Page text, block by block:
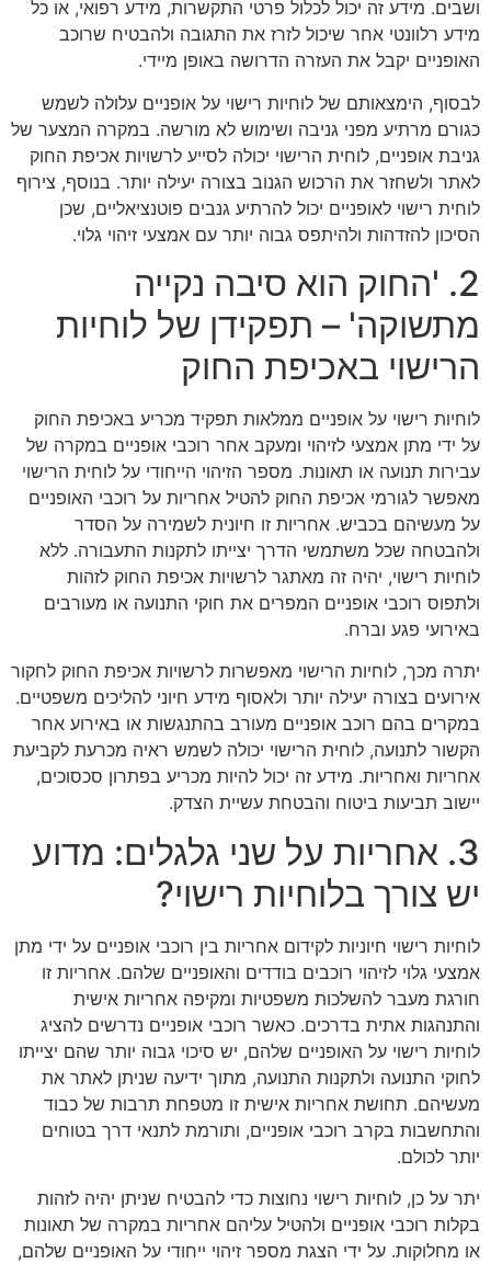
ושבים. מידע זה יכול לכלול פרטי התקשרות, מידע רפואי, או כל
מידע רלוונטי אחר שיכול לזרז את התגובה ולהבטיח שרוכב
האופניים יקבל את העזרה הדרושה באופן מיידי.
לבסוף, הימצאותם של לוחיות רישוי על אופניים עלולה לשמש
כגורם מרתיע מפני גניבה ושימוש לא מורשה. במקרה המצער של
גניבת אופניים, לוחית הרישוי יכולה לסייע לרשויות אכיפת החוק
לאתר ולשחזר את הרכוש הגנוב בצורה יעילה יותר. בנוסף, צירוף
לוחית רישוי לאופניים יכול להרתיע גנבים פוטנציאליים, שכן
הסיכון להזדהות ולהיתפס גבוה יותר עם אמצעי זיהוי גלוי.
2. 'החוק הוא סיבה נקייה
מתשוקה' – תפקידן של לוחיות
הרישוי באכיפת החוק
לוחיות רישוי על אופניים ממלאות תפקיד מכריע באכיפת החוק
על ידי מתן אמצעי לזיהוי ומעקב אחר רוכבי אופניים במקרה של
עבירות תנועה או תאונות. מספר הזיהוי הייחודי על לוחית הרישוי
מאפשר לגורמי אכיפת החוק להטיל אחריות על רוכבי האופניים
על מעשיהם בכביש. אחריות זו חיונית לשמירה על הסדר
ולהבטחה שכל משתמשי הדרך יצייתו לתקנות התעבורה. ללא
לוחיות רישוי, יהיה זה מאתגר לרשויות אכיפת החוק לזהות
ולתפוס רוכבי אופניים המפרים את חוקי התנועה או מעורבים
באירועי פגע וברח.
יתרה מכך, לוחיות הרישוי מאפשרות לרשויות אכיפת החוק לחקור
אירועים בצורה יעילה יותר ולאסוף מידע חיוני להליכים משפטיים.
במקרים בהם רוכב אופניים מעורב בהתנגשות או באירוע אחר
הקשור לתנועה, לוחית הרישוי יכולה לשמש ראיה מכרעת לקביעת
אחריות ואחריות. מידע זה יכול להיות מכריע בפתרון סכסוכים,
יישוב תביעות ביטוח והבטחת עשיית הצדק.
3. אחריות על שני גלגלים: מדוע
יש צורך בלוחיות רישוי?
לוחיות רישוי חיוניות לקידום אחריות בין רוכבי אופניים על ידי מתן
אמצעי גלוי לזיהוי רוכבים בודדים והאופניים שלהם. אחריות זו
חורגת מעבר להשלכות משפטיות ומקיפה אחריות אישית
והתנהגות אתית בדרכים. כאשר רוכבי אופניים נדרשים להציג
לוחיות רישוי על האופניים שלהם, יש סיכוי גבוה יותר שהם יצייתו
לחוקי התנועה ולתקנות התנועה, מתוך ידיעה שניתן לאתר את
מעשיהם. תחושת אחריות אישית זו מטפחת תרבות של כבוד
והתחשבות בקרב רוכבי אופניים, ותורמת לתנאי דרך בטוחים
יותר לכולם.
יתר על כן, לוחיות רישוי נחוצות כדי להבטיח שניתן יהיה לזהות
בקלות רוכבי אופניים ולהטיל עליהם אחריות במקרה של תאונות
או מחלוקות. על ידי הצגת מספר זיהוי ייחודי על האופניים שלהם,